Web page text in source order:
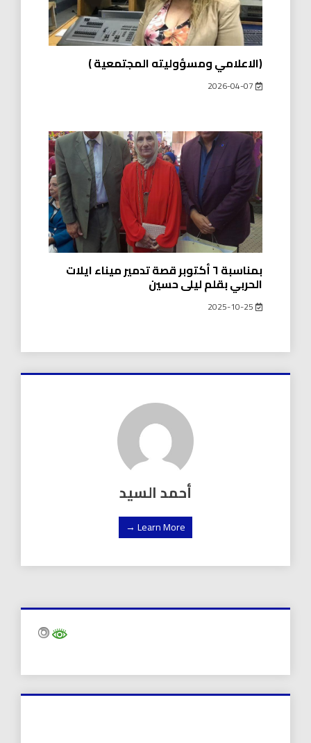
(الاعلامي ومسؤوليته المجتمعية )
بمناسبة ٦ أكتوبر قصة تدمير ميناء ايلات
الحربي بقلم ليلى حسين
أحمد السيد
Learn More →